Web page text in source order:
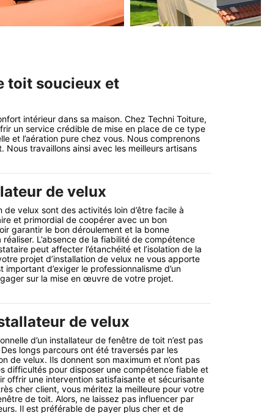
toit soucieux et
intérieur dans sa maison. Chez Techni Toiture,
un service crédible de mise en place de ce type
et l’aération pure chez vous. Nous comprenons
Nous travaillons ainsi avec les meilleurs artisans
de velux
de velux sont des activités loin d’être facile à
et primordial de coopérer avec un bon
garantir le bon déroulement et la bonne
L’absence de la fiabilité de compétence
peut affecter l’étanchéité et l’isolation de la
projet d’installation de velux ne vous apporte
d’exiger le professionnalisme d’un
sur la mise en œuvre de votre projet.
de velux
d’un installateur de fenêtre de toit n’est pas
longs parcours ont été traversés par les
de velux. Ils donnent son maximum et n’ont pas
difficultés pour disposer une compétence fiable et
offrir une intervention satisfaisante et sécurisante
cher client, vous méritez la meilleure pour votre
de toit. Alors, ne laissez pas influencer par
Il est préférable de payer plus cher et de